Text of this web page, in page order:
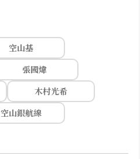
空山基
張國煒
木村光希
空山銀航線